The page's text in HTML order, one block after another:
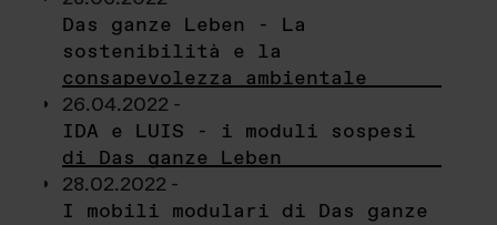
Das ganze Leben - La
sostenibilità e la
consapevolezza ambientale
26.04.2022 -
IDA e LUIS - i moduli sospesi
di Das ganze Leben
28.02.2022 -
I mobili modulari di Das ganze